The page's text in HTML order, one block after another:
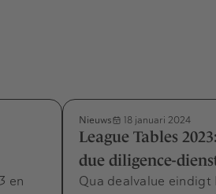
en
Nieuws 18 januari 2024
League Tables
due diligence-
Qua dealvalue eindigt